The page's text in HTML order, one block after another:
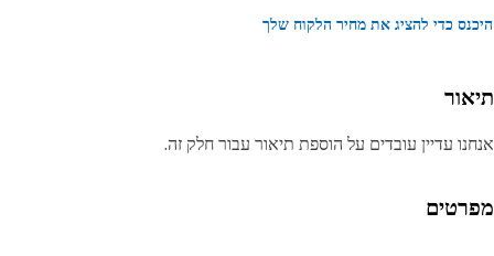
כדי להציג את מחיר הלקוח שלך
עדיין עובדים על הוספת תיאור עבור חלק זה.